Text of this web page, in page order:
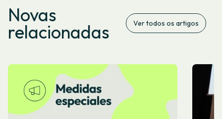
Novas
relacionadas Ver todos os artigos